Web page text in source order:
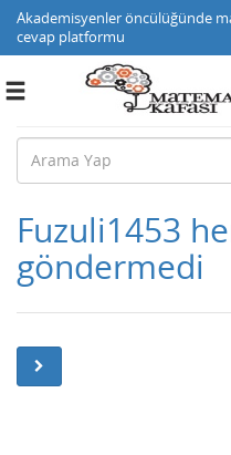
Akademisyenler öncülüğünde
cevap platformu
Toggle
Fuzuli1453
göndermedi